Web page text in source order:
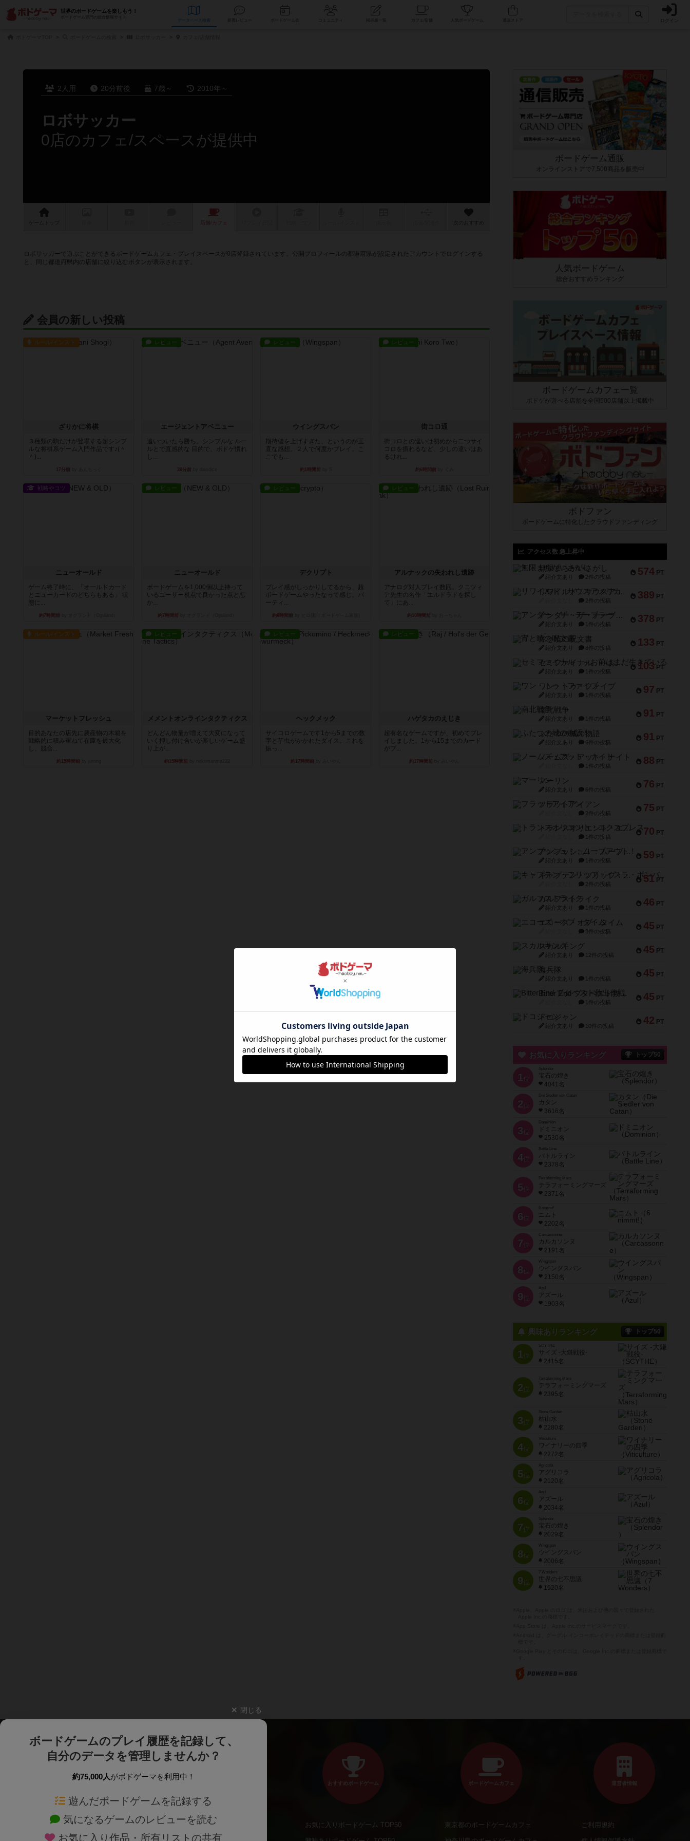
世界のボードゲームを楽しもう！
ボードゲーム専門の総合情報サイト
データベース コミュニティ 人気ボードゲーム ログイン
2人用 20分前後 7歳～ 2010年～
ロボサッカー
0店のカフェ/スペースが提供中
ゲーム 店舗/ カフェ 次のおすすめ
ロボサッカーで遊ぶことができるボードゲームカフェ・プレイスペースが0店登録されています。公開プロフィールの都道府県が設定されたアカウントでログインする
と、同じ都道府県内の店舗に絞り込むボタンが表示されます。
会員の新しい投稿
ルール/インスト
ざりかに将棋
３種類の駒だけが登場する超シンプ
ルな将棋系ゲーム入門作品です♪(＾
＾)...
17分前
レビュー
エージェントアベニュー
追いついたら勝ち。シンプルな ルー
ルとで直感的な 目的で、ボドゲ慣れ
し...
38分前
レビュー
ウイングスパン
期待値を上げすぎた、というのが正
直な感想。２人で何度かプレイ。こ
こでも...
約1時間前
レビュー
街コロ通
街コロとの違いは初めから二つサイ
コロを振れるなど、少しの違いはあ
るけれ...
約6時間前
戦略やコツ
ニューオールド
ゲーム終了時に、「オールドカード
とニューカードのどちらもある」 状
態に...
約7時間前
レビュー
ニューオールド
ボードゲームを1,000個以上持って
いるユーザー視点で良かった点と悪
か...
約7時間前
レビュー
デクリプト
プレイ感がしっかりしてるから、超
ボードゲームやったなって感じ。パ
ーティ...
約8時間前
レビュー
アルナックの失われし遺跡
アナログ対人プレイ数回。クニツィ
ア先生の名作「エルドラドを探し
て」にあ...
約10時間前
ルール/インスト
マーケットフレッシュ
目的あなたの店先に農産物の木箱を
戦略的に積み重ねて在庫を最大化
し、競合...
約15時間前
レビュー
メメントオンラインタクティクス
どんどん物量が増えて大変になって
いく押し付け合いが楽しいゲーム盛
り上が...
約15時間前
レビュー
ヘックメック
サイコロゲームです1から5までの数
字と芋虫がかかれたダイス。これを
振っ...
約17時間前
レビュー
ハゲタカのえじき
超有名なゲームですが、初めてプレ
イしました。1から15までのカード
がプ...
約17時間前
ボードゲーム通販
オンラインストアで7,500商品を販売中
人気ボードゲーム
総合おすすめランキング
ボードゲームカフェ一覧
ボドゲが遊べる店舗を全国500店舗以上掲載中
ボドファン
ボードゲームに特化したクラウドファンディング
アクセス数 急上昇中
574 PT
無限まちがいさがし
紹介文あり 2件の投稿
389 PT
リワイルド：サウスアメリカ
2件の投稿
378 PT
アンダー・ザ・テーブラー
紹介文あり 1件の投稿
133 PT
宵と暁の呪文書
紹介文あり 8件の投稿
103 PT
セミファイナル ～お前はまだ生きている～
紹介文あり 1件の投稿
97 PT
ワン・トゥ・ファイブ
紹介文あり 1件の投稿
91 PT
南北戦争
紹介文あり 1件の投稿
91 PT
ふたつの城の物語
紹介文あり 6件の投稿
88 PT
ノームズ・アット・ナイト
1件の投稿
76 PT
マーリン
紹介文あり 6件の投稿
75 PT
フラットアイアン
2件の投稿
70 PT
トランスオリエント・エクスプレス
1件の投稿
59 PT
アンブッシュ！：ムーブアウト！
紹介文あり 1件の投稿
51 PT
キャプテン・フリップ：イスラ・ボンバ
2件の投稿
46 PT
ガルフストライク
紹介文あり 1件の投稿
45 PT
エコーズ・オブ・タイム
8件の投稿
45 PT
スカルキング
紹介文あり 12件の投稿
45 PT
海兵隊
紹介文あり 1件の投稿
45 PT
Bitter End ブタペスト救出作戦
1件の投稿
42 PT
ドコジャン
紹介文あり 10件の投稿
お気に入りランキング トップ50
1 位
宝石の煌き
4041名
2 位
Die Siedler von Catan
カタン
3616名
3 位
ドミニオン
2530名
4位
Battle Line
バトルライン
2378名
5 位
Terraforming Mars
テラフォーミングマーズ
2371名
6 位
ニムト
2202名
7 位
Carcassonne
カルカソンヌ
2191名
8 位
Wingspan
ウイングスパン
2150名
9 位
Azul
アズール
1903名
興味ありランキング トップ50
1位
SCYTHE
サイズ -大鎌戦役-
2415名
2位
Terraforming Mars
テラフォーミングマーズ
2395名
3位
Stone Garden
枯山水
2280名
4位
Viticulture
ワイナリーの四季
2272名
5位
Agricola
アグリコラ
2120名
6位
Azul
アズール
2034名
7位
宝石の煌き
2029名
8位
Wingspan
ウイングスパン
2006名
9位
7 Wonders
世界の七不思議
1920名
閉じる
ボードゲームのプレイ履歴を記録して、
自分のデータを管理しませんか？
約75,000人がボドゲーマを利用中！
遊んだボードゲームを記録する
気になるゲームのレビューを読む
お気に入り作品・所有リストの共有
ボードゲームを検索する 新作・再入荷情報
おすすめボードゲーム
お気に入りボードゲーム TOP50
ボードゲームカフェ
東京都のボードゲームカフェ
運営者情報
ご利用規約